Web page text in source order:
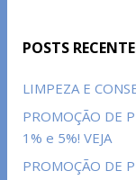
POSTS
LIMPEZA E
PROMOÇÃO DE
1% e 5%! VEJA
PROMOÇÃO DE